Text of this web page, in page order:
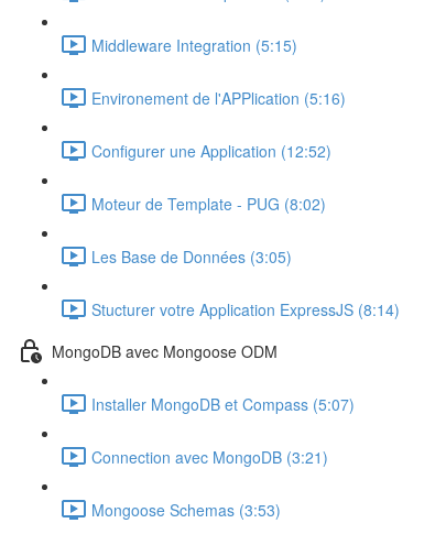
Middleware Integration (5:15)
Environement de l'APPlication (5:16)
Configurer une Application (12:52)
Moteur de Template - PUG (8:02)
Les Base de Données (3:05)
Stucturer votre Application ExpressJS (8:14)
MongoDB avec Mongoose ODM
Installer MongoDB et Compass (5:07)
Connection avec MongoDB (3:21)
Mongoose Schemas (3:53)